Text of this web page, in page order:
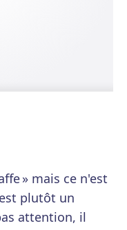
» mais ce n'est
plutôt un
attention, il